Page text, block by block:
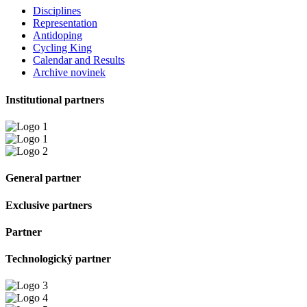
Disciplines
Representation
Antidoping
Cycling King
Calendar and Results
Archive novinek
Institutional partners
General partner
Exclusive partners
Partner
Technologický partner